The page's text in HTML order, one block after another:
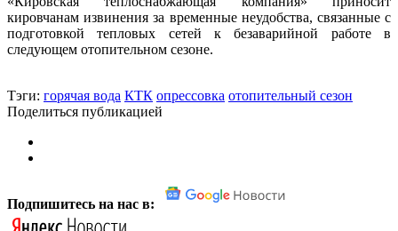
кировчанам извинения за временные неудобства, связанные с
подготовкой тепловых сетей к безаварийной работе в
следующем отопительном сезоне.
Тэги: горячая вода КТК опрессовка отопительный сезон
Поделиться публикацией
Подпишитесь на нас в: